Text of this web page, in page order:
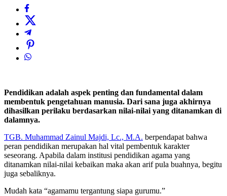
Pendidikan adalah aspek penting dan fundamental dalam
membentuk pengetahuan manusia. Dari sana juga akhirnya
dihasilkan perilaku berdasarkan nilai-nilai yang ditanamkan di
dalamnya.
TGB. Muhammad Zainul Majdi, Lc., M.A. berpendapat bahwa
peran pendidikan merupakan hal vital pembentuk karakter
seseorang. Apabila dalam institusi pendidikan agama yang
ditanamkan nilai-nilai kebaikan maka akan arif pula buahnya, begitu
juga sebaliknya.
Mudah kata “agamamu tergantung siapa gurumu.”